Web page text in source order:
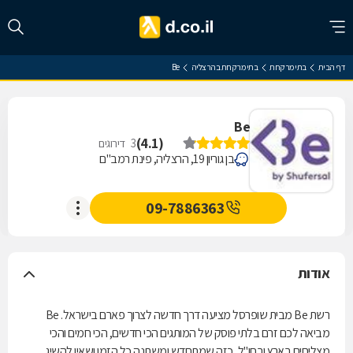
דף הבית בתי מרקחת בתי מרקחת בהרצליה Be
Be
(
4.1
)
3 דירוגים
בן גוריון 19, הרצליה, פינת רמב"ם
09-7886363
אודות
רשת Be מבית שופרסל מציעה דרך חדשה לצרוך פארם בישראל. Be
מביאה לכם זרם בלתי פוסק של המותגים הכי חדשים, הכי חמים והכי